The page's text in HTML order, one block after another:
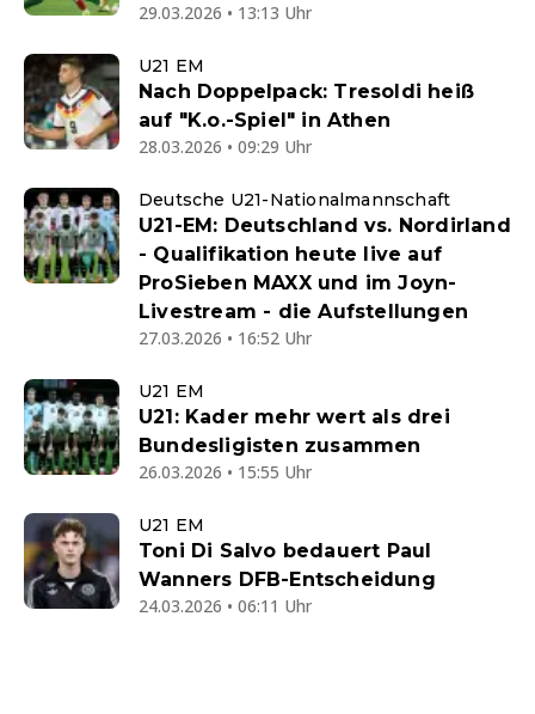
29.03.2026 • 13:13 Uhr
U21 EM
Nach Doppelpack: Tresoldi heiß
auf "K.o.-Spiel" in Athen
28.03.2026 • 09:29 Uhr
Deutsche U21-Nationalmannschaft
U21-EM: Deutschland vs. Nordirland
- Qualifikation heute live auf
ProSieben MAXX und im Joyn-
Livestream - die Aufstellungen
27.03.2026 • 16:52 Uhr
U21 EM
U21: Kader mehr wert als drei
Bundesligisten zusammen
26.03.2026 • 15:55 Uhr
U21 EM
Toni Di Salvo bedauert Paul
Wanners DFB-Entscheidung
24.03.2026 • 06:11 Uhr